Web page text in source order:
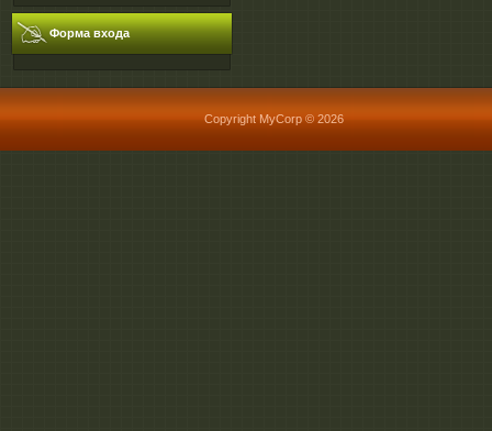
Форма входа
Copyright MyCorp © 2026